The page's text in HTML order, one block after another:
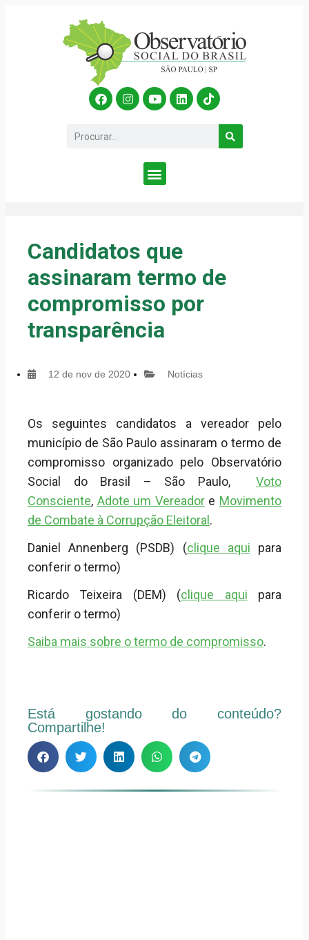
Candidatos que
assinaram termo de
compromisso por
transparência
12 de nov de 2020 Notícias
Os seguintes candidatos a vereador pelo
município de São Paulo assinaram o termo de
compromisso organizado pelo Observatório
Social do Brasil – São Paulo, Voto
Consciente, Adote um Vereadore Movimento
de Combate à Corrupção Eleitoral .
Daniel Annenberg (PSDB) (clique aqui para
conferir o termo)
Ricardo Teixeira (DEM) (clique aqui para
conferir o termo)
Saiba mais sobre o termo de compromisso.
Está gostando do conteúdo?
Compartilhe!